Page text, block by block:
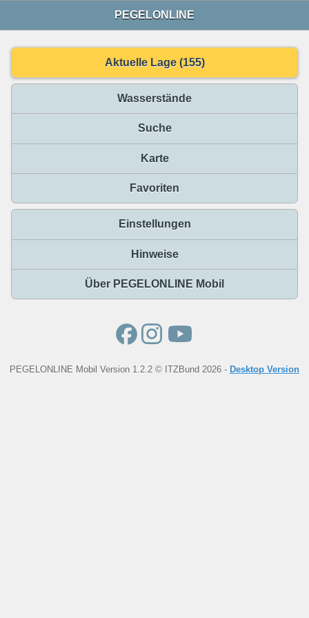
PEGELONLINE
Aktuelle Lage (155)
Wasserstände
Suche
Karte
Favoriten
Einstellungen
Hinweise
Über PEGELONLINE Mobil
PEGELONLINE Mobil Version 1.2.2 © ITZBund 2026 - Desktop Version